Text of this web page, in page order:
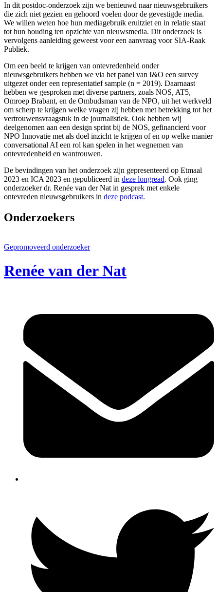
In dit postdoc-onderzoek zijn we benieuwd naar nieuwsgebruikers
die zich niet gezien en gehoord voelen door de gevestigde media.
We willen weten hoe hun mediagebruik eruitziet en in relatie staat
tot hun houding ten opzichte van nieuwsmedia. Dit onderzoek is
vervolgens aanleiding geweest voor een aanvraag voor SIA-Raak
Publiek.
Om een beeld te krijgen van ontevredenheid onder
nieuwsgebruikers hebben we via het panel van I&O een survey
uitgezet onder een representatief sample (n = 2019). Daarnaast
hebben we gesproken met diverse partners, zoals NOS, AT5,
Omroep Brabant, en de Ombudsman van de NPO, uit het werkveld
om scherp te krijgen welke vragen zij hebben met betrekking tot het
vertrouwensvraagstuk in de journalistiek. Ook hebben wij
deelgenomen aan een design sprint bij de NOS, gefinancierd voor
NPO Innovatie met als doel inzicht te krijgen of en op welke manier
conversational AI een rol kan spelen in het wegnemen van
ontevredenheid en wantrouwen.
De bevindingen van het onderzoek zijn gepresenteerd op Etmaal
2023 en ICA 2023 en gepubliceerd in deze longread. Ook ging
onderzoeker dr. Renée van der Nat in gesprek met enkele
ontevreden nieuwsgebruikers in deze podcast.
Onderzoekers
Gepromoveerd onderzoeker
Renée van der Nat